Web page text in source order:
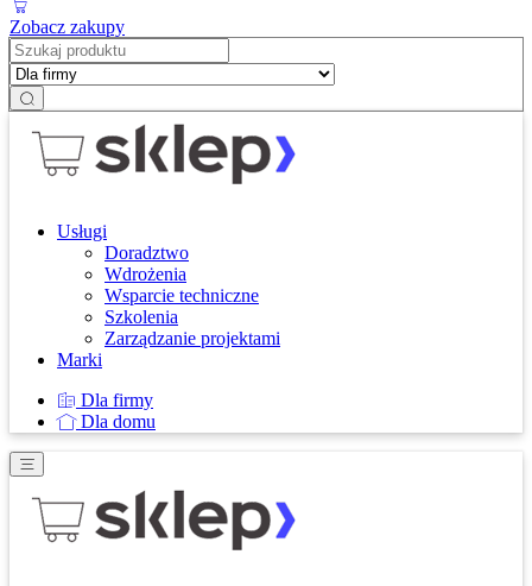
Zobacz zakupy
Usługi
Doradztwo
Wdrożenia
Wsparcie techniczne
Szkolenia
Zarządzanie projektami
Marki
Dla firmy
Dla domu